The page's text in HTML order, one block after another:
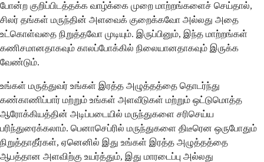
போன்ற குறிப்பிடத்தக்க வாழ்க்கை முறை மாற்றங்களைச் செய்தால்,
சிலர் தங்கள் மருந்தின் அளவைக் குறைக்கவோ அல்லது அதை
உட்கொள்வதை நிறுத்தவோ ​​முடியும். இருப்பினும், இந்த மாற்றங்கள்
கணிசமானதாகவும் காலப்போக்கில் நிலையானதாகவும் இருக்க
வேண்டும்.
உங்கள் மருத்துவர் உங்கள் இரத்த அழுத்தத்தை தொடர்ந்து
கண்காணிப்பார் மற்றும் உங்கள் அளவீடுகள் மற்றும் ஒட்டுமொத்த
ஆரோக்கியத்தின் அடிப்படையில் மருந்துகளை சரிசெய்ய
பரிந்துரைக்கலாம். பெனாசெப்ரில் மருந்துகளை திடீரென ஒருபோதும்
நிறுத்தாதீர்கள், ஏனெனில் இது உங்கள் இரத்த அழுத்தத்தை
ஆபத்தான அளவிற்கு உயர்த்தும், இது மாரடைப்பு அல்லது